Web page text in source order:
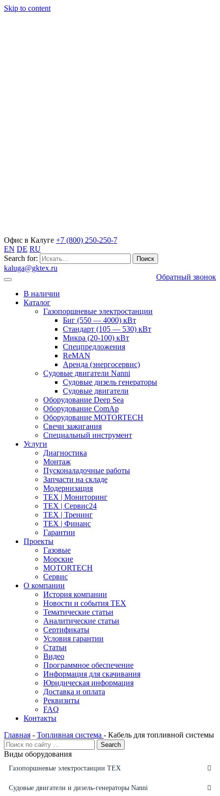
Skip to content
Офис в Калуге +7 (800) 250-250-7
EN DE RU
Search for:
kaluga@gktex.ru
Обратный звонок
В наличии
Каталог
Газопоршневые электростанции
Биг (550 — 4000) кВт
Стандарт (105 — 530) кВт
Микра (20-100) кВт
Спецпредложения
ReMAN
Аренда (энергосервис)
Судовые двигатели Nanni
Судовые дизель генераторы
Судовые двигатели
Оборудование Deep Sea
Оборудование ComAp
Оборудование MOTORTECH
Свечи зажигания
Специальный инструмент
Услуги
Диагностика
Монтаж
Пусконаладочные работы
Запчасти на складе
Модернизация
ТЕХ | Мониторинг
ТЕХ | Сервис24
ТЕХ | Тренинг
ТЕХ | Финанс
Гарантии
Проекты
Газовые
Морские
MOTORTECH
Сервис
О компании
История компании
Новости и события ТЕХ
Тематические статьи
Аналитические статьи
Сертификаты
Условия гарантии
Статьи
Видео
Программное обеспечение
Информация для скачивания
Юридическая информация
Доставка и оплата
Реквизиты
FAQ
Контакты
Главная - Топливная система - Кабель для топливной системы
Виды оборудования
Газопоршневые электростанции ТЕХ
Судовые двигатели и дизель-генераторы Nanni